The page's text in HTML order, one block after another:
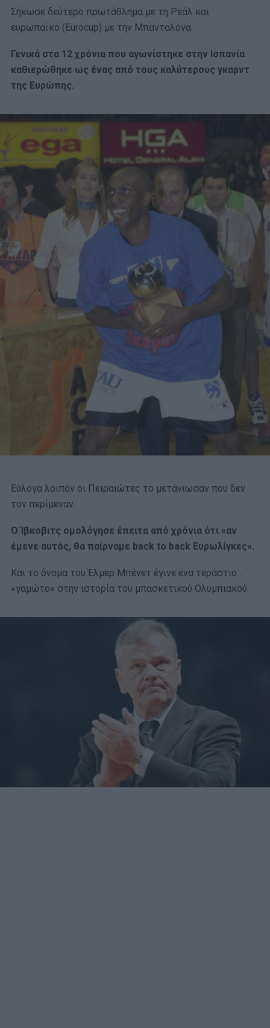
Σήκωσε δεύτερο πρωτάθλημα με τη Ρεάλ και
ευρωπαϊκό (Eurocup) με την Μπανταλόνα.
Γενικά στα 12 χρόνια που αγωνίστηκε στην Ισπανία
καθιερώθηκε ως ένας από τους καλύτερους γκαρντ
της Ευρώπης.
Εύλογα λοιπόν οι Πειραιώτες το μετάνιωσαν που δεν
τον περίμεναν.
Ο Ίβκοβιτς ομολόγησε έπειτα από χρόνια ότι «αν
έμενε αυτός, θα παίρναμε back to back Ευρωλίγκες».
Και το όνομα του Έλμερ Μπένετ έγινε ένα τεράστιο…
«γαμώτο» στην ιστορία του μπασκετικού Ολυμπιακού.